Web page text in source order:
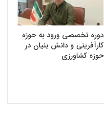
دوره تخصصی ورود به حوزه
کارآفرینی و دانش بنیان در
حوزه کشاورزی